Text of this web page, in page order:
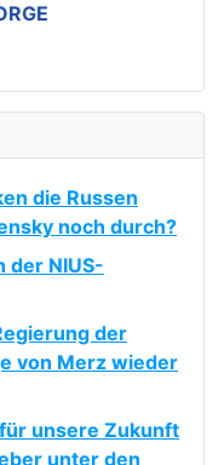
die Russen
noch durch?
der NIUS-
der
von Merz wieder
unsere Zukunft
unter den